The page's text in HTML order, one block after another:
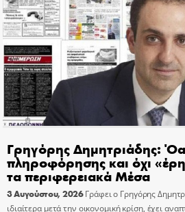
Γρηγόρης Δημητριάδης:
πληροφόρησης και όχι
τα περιφερειακά Μέσα
3 Αυγούστου, 2026 Γράφει ο Γρηγόρης
ιδιαίτερα μετά την οικονομική κρίση, έχει